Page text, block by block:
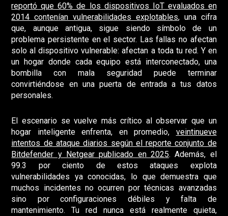
reportó que 60% de los dispositivos IoT evaluados en
2014 contenían vulnerabilidades explotables, una cifra
que, aunque antigua, sigue siendo símbolo de un
problema persistente en el sector. Las fallas no afectan
solo al dispositivo vulnerable: afectan a toda tu red. Y en
un hogar donde cada equipo está interconectado, una
bombilla con mala seguridad puede terminar
convirtiéndose en una puerta de entrada a tus datos
personales.
El escenario se vuelve más crítico al observar que un
hogar inteligente enfrenta, en promedio, veintinueve
intentos de ataque diarios según el reporte conjunto de
Bitdefender y Netgear publicado en 2025. Además, el
99.3 por ciento de estos ataques explota
vulnerabilidades ya conocidas, lo que demuestra que
muchos incidentes no ocurren por técnicas avanzadas
sino por configuraciones débiles y falta de
mantenimiento. Tu red nunca está realmente quieta,